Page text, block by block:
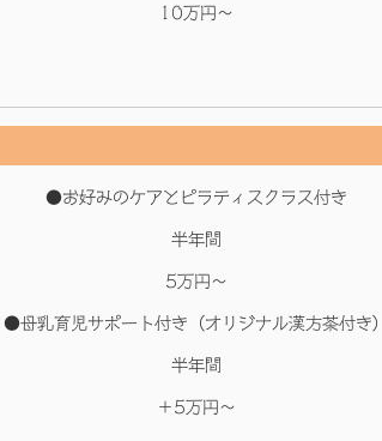
10万円～
●お好みのケアとピラティスクラス付き
半年間
5万円～
●母乳育児サポート付き（オリジナル漢方茶付き）
半年間
＋5万円～